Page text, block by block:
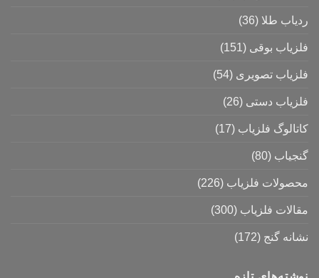
ردیاب طلا (36)
فلزیاب بوقی (151)
فلزیاب تصویری (54)
فلزیاب دستی (26)
کاتالوگ فلزیاب (17)
گنجیاب (80)
محصولات فلزیاب (226)
مقالات فلزیاب (300)
نشانه گنج (172)